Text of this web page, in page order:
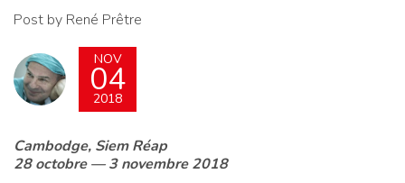
Post by René Prêtre
NOV
04
2018
Cambodge, Siem Réap
28 octobre — 3 novembre 2018